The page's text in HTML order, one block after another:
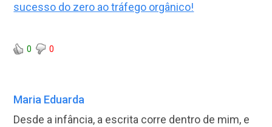
sucesso do zero ao tráfego orgânico!
0 0
Maria Eduarda
Desde a infância, a escrita corre dentro de mim, e